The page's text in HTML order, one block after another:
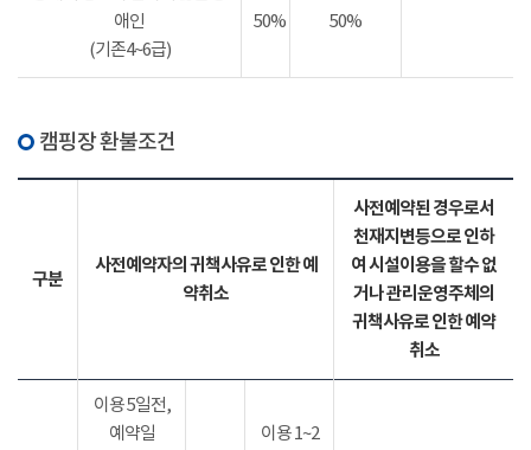
애인
(기존4~6급)
50% 50%
캠핑장 환불조건
구분
사전예약자의 귀책사유로 인한 예
약취소
사전예약된 경우로서
천재지변등으로 인하
여 시설이용을 할수 없
거나 관리운영주체의
귀책사유로 인한 예약
취소
이용 5일전,
예약일
이용 1~2